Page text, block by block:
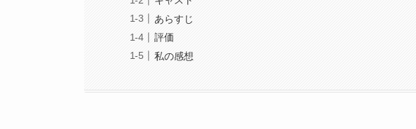
あらすじ
評価
私の感想